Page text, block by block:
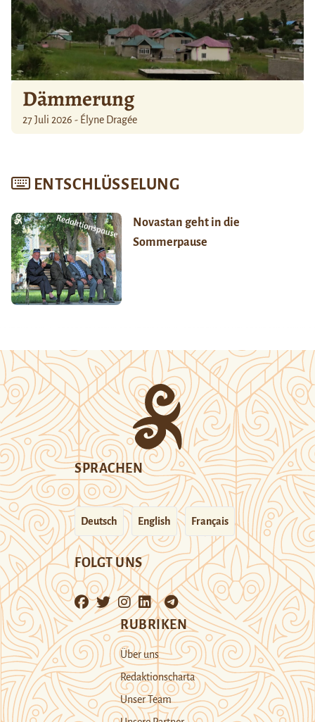
Dämmerung
27 Juli 2026 - Élyne Dragée
ENTSCHLÜSSELUNG
Novastan geht in die
Sommerpause
SPRACHEN
Deutsch English Français
FOLGT UNS
RUBRIKEN
Über uns
Redaktionscharta
Unser Team